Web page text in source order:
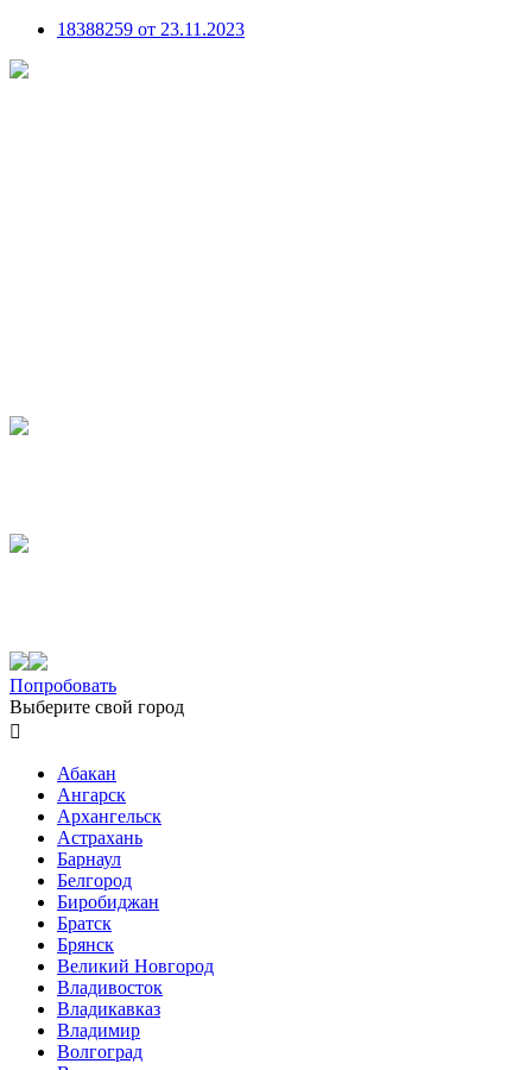
18388259 от 23.11.2023
Попробовать
Выберите свой город

Абакан
Ангарск
Архангельск
Астрахань
Барнаул
Белгород
Биробиджан
Братск
Брянск
Великий Новгород
Владивосток
Владикавказ
Владимир
Волгоград